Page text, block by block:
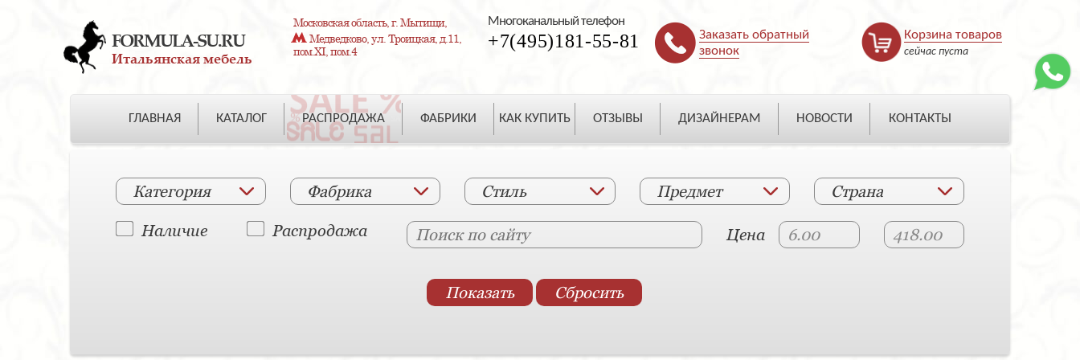
FORMULA-SU.RU
Итальянская мебель
Московская область, г. Мытищи,
Медведково, ул. Троицкая, д.11,
пом.XI, пом.4
Многоканальный телефон
+7(495)181-55-81
Заказать обратный
звонок
Корзина товаров
сейчас пуста
ГЛАВНАЯ КАТАЛОГ РАСПРОДАЖА ФАБРИКИ КАК КУПИТЬ ОТЗЫВЫ ДИЗАЙНЕРАМ НОВОСТИ КОНТАКТЫ
Категория Фабрика Стиль Предмет Страна
Наличие Распродажа Цена